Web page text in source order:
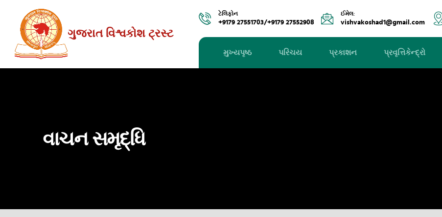
content
ગુજરાત વિશ્વકોશ ટ્રસ્ટ
ટેલિફોન
+9179 27551703/+9179 27552908
ઈમેલ:
vishvakoshad1@gmail.com
મુખ્યપૃષ્ઠ પરિચય પ્રકાશન પ્રવૃત્તિકેન્દ્રો
વાચન સમૃદ્ધિ